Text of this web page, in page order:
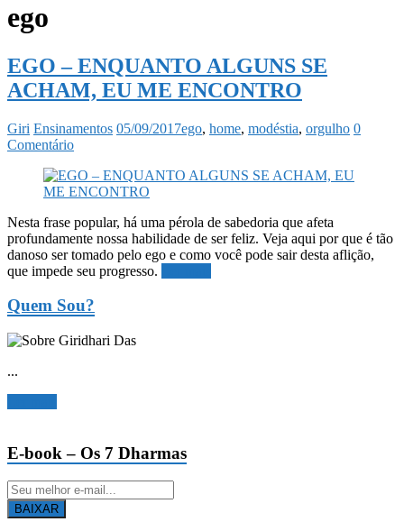
ego
EGO – ENQUANTO ALGUNS SE
ACHAM, EU ME ENCONTRO
Giri Ensinamentos 05/09/2017ego, home, modéstia, orgulho 0
Comentário
Nesta frase popular, há uma pérola de sabedoria que afeta
profundamente nossa habilidade de ser feliz. Veja aqui por que é tão
danoso ser tomado pelo ego e como você pode sair desta aflição,
que impede seu progresso.
Quem Sou?
...
E-book – Os 7 Dharmas
BAIXAR